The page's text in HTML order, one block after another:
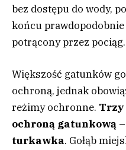
bez dostępu do wody,
końcu prawdopodobnie
potrącony przez pociąg.
Większość gatunków
ochroną, jednak
reżimy ochronne. Trzy
ochroną gatunkową
turkawka. Gołąb